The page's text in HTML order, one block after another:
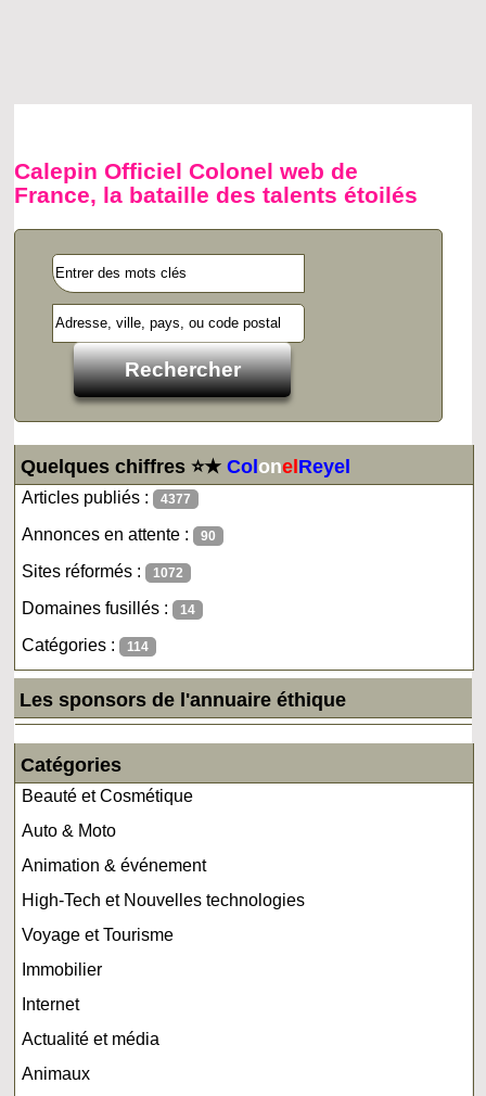
Calepin Officiel Colonel web de
France, la bataille des talents étoilés
Quelques chiffres ⭐★ColonelReyel
Articles publiés : 4377
Annonces en attente : 90
Sites réformés : 1072
Domaines fusillés : 14
Catégories : 114
Les sponsors de l'annuaire éthique
Catégories
Beauté et Cosmétique
Auto & Moto
Animation & événement
High-Tech et Nouvelles technologies
Voyage et Tourisme
Immobilier
Internet
Actualité et média
Animaux